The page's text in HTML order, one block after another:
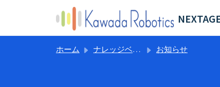
メインコンテンツに移動
ホーム ナレッジベース お知らせ